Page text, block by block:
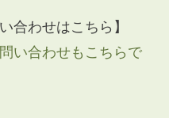
合わせはこちら】
い合わせもこちらで